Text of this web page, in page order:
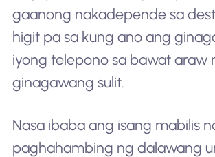
gaanong nakadepende sa
higit pa sa kung ano ang
iyong telepono sa bawat araw
ginagawang sulit.
Nasa ibaba ang isang mabilis
paghahambing ng dalawang